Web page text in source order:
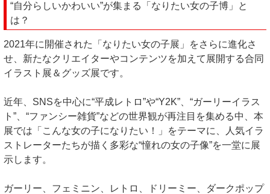
“自分らしいかわいい”が集まる「なりたい女の子博」と
は？
2021年に開催された「なりたい女の子展」をさらに進化さ
せ、新たなクリエイターやコンテンツを加えて展開する合同
イラスト展＆グッズ展です。
近年、SNSを中心に“平成レトロ”や“Y2K”、“ガーリーイラス
ト”、“ファンシー雑貨”などの世界観が再注目を集める中、本
展では「こんな女の子になりたい！」をテーマに、人気イラ
ストレーターたちが描く多彩な“憧れの女の子像”を一堂に展
示します。
ガーリー、フェミニン、レトロ、ドリーミー、ダークポップ